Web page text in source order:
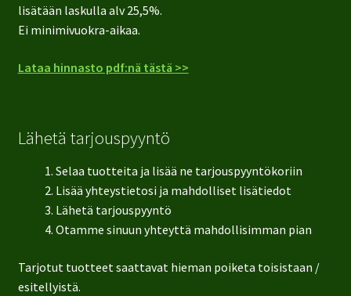
lisätään laskulla alv 25,5%.
Ei minimivuokra-aikaa.
Lataa hinnasto pdf:nä tästä >>
Lähetä tarjouspyyntö
Selaa tuotteita ja lisää ne tarjouspyyntökoriin
Lisää yhteystietosi ja mahdolliset lisätiedot
Lähetä tarjouspyyntö
Otamme sinuun yhteyttä mahdollisimman pian
Tarjotut tuotteet saattavat hieman poiketa toisistaan /
esitellyistä.